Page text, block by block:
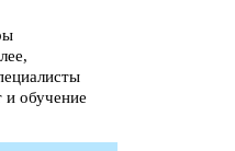
и обучение